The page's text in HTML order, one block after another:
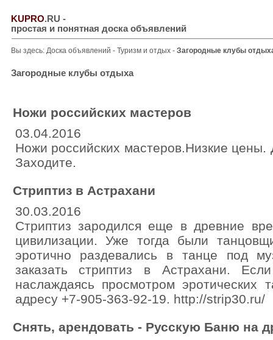
KUPRO.RU -
простая и понятная доска объявлений
Вы здесь: Доска объявлений - Туризм и отдых - Загородные клубы
Загородные клубы отдыха
Ножи российских мастеров
03.04.2016
Ножи российских мастеров.Низкие цены.
Заходите.
Стриптиз в Астрахани
30.03.2016
Стриптиз зародился еще в древние
цивилизации. Уже тогда были
эротично раздевались в танце под
заказать стриптиз в Астрахани.
наслаждаясь просмотром
адресу +7-905-363-92-19. http://strip30.ru/
Снять, арендовать - Русскую Баню на